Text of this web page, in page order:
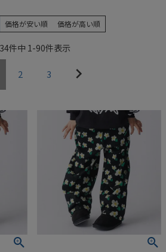
価格が安い順 価格が高い順
件中 1-90件表示
2 3